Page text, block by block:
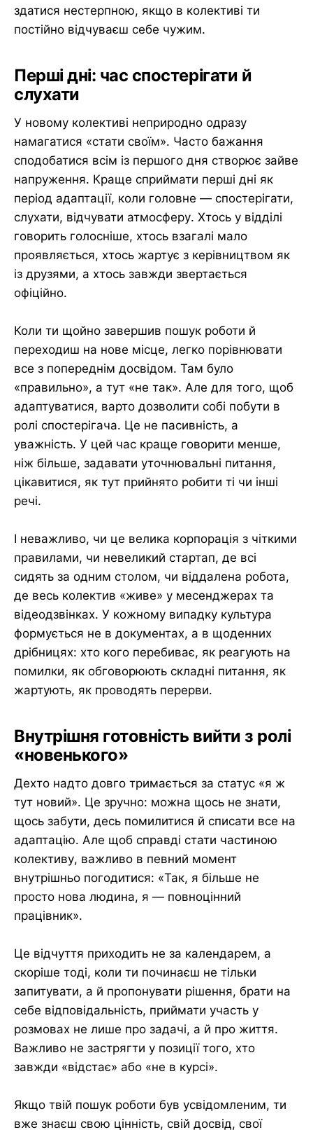
здатися нестерпною, якщо в колективі ти
постійно відчуваєш себе чужим.
Перші дні: час спостерігати й
слухати
У новому колективі неприродно одразу
намагатися «стати своїм». Часто бажання
сподобатися всім із першого дня створює зайве
напруження. Краще сприймати перші дні як
період адаптації, коли головне — спостерігати,
слухати, відчувати атмосферу. Хтось у відділі
говорить голосніше, хтось взагалі мало
проявляється, хтось жартує з керівництвом як
із друзями, а хтось завжди звертається
офіційно.
Коли ти щойно завершив пошук роботи й
переходиш на нове місце, легко порівнювати
все з попереднім досвідом. Там було
«правильно», а тут «не так». Але для того, щоб
адаптуватися, варто дозволити собі побути в
ролі спостерігача. Це не пасивність, а
уважність. У цей час краще говорити менше,
ніж більше, задавати уточнювальні питання,
цікавитися, як тут прийнято робити ті чи інші
речі.
І неважливо, чи це велика корпорація з чіткими
правилами, чи невеликий стартап, де всі
сидять за одним столом, чи віддалена робота,
де весь колектив «живе» у месенджерах та
відеодзвінках. У кожному випадку культура
формується не в документах, а в щоденних
дрібницях: хто кого перебиває, як реагують на
помилки, як обговорюють складні питання, як
жартують, як проводять перерви.
Внутрішня готовність вийти з ролі
«новенького»
Дехто надто довго тримається за статус «я ж
тут новий». Це зручно: можна щось не знати,
щось забути, десь помилитися й списати все на
адаптацію. Але щоб справді стати частиною
колективу, важливо в певний момент
внутрішньо погодитися: «Так, я більше не
просто нова людина, я — повноцінний
працівник».
Це відчуття приходить не за календарем, а
скоріше тоді, коли ти починаєш не тільки
запитувати, а й пропонувати рішення, брати на
себе відповідальність, приймати участь у
розмовах не лише про задачі, а й про життя.
Важливо не застрягти у позиції того, хто
завжди «відстає» або «не в курсі».
Якщо твій пошук роботи був усвідомленим, ти
вже знаєш свою цінність, свій досвід, свої